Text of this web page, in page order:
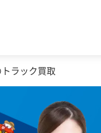
ラック買取